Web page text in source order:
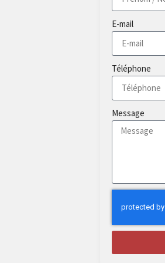
E-mail
Téléphone
Message